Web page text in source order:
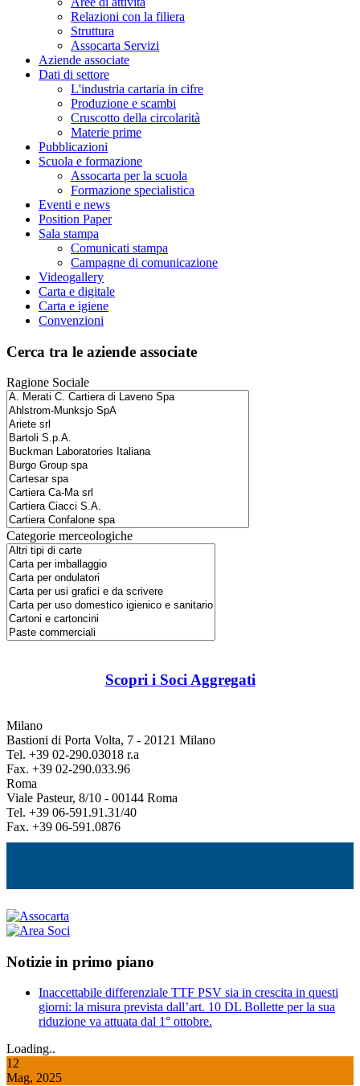
Relazioni con la filiera
Struttura
Assocarta Servizi
Aziende associate
Dati di settore
L'industria cartaria in cifre
Produzione e scambi
Cruscotto della circolarità
Materie prime
Pubblicazioni
Scuola e formazione
Assocarta per la scuola
Formazione specialistica
Eventi e news
Position Paper
Sala stampa
Comunicati stampa
Campagne di comunicazione
Videogallery
Carta e digitale
Carta e igiene
Convenzioni
Cerca tra le aziende associate
Ragione Sociale
Categorie merceologiche
Scopri i Soci Aggregati
Milano
Bastioni di Porta Volta, 7 - 20121 Milano
Tel. +39 02-290.03018 r.a
Fax. +39 02-290.033.96
Roma
Viale Pasteur, 8/10 - 00144 Roma
Tel. +39 06-591.91.31/40
Fax. +39 06-591.0876
Notizie in primo piano
Inaccettabile differenziale TTF PSV sia in crescita in questi
giorni: la misura prevista dall’art. 10 DL Bollette per la sua
riduzione va attuata dal 1° ottobre.
Loading..
12
Mag, 2025